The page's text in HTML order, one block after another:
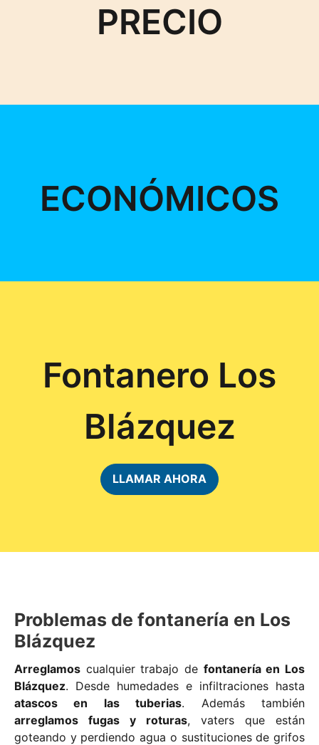
PRECIO
ECONÓMICOS
Fontanero Los
Blázquez
LLAMAR AHORA
Problemas de fontanería en Los
Blázquez
Arreglamos cualquier trabajo de fontanería en Los
Blázquez. Desde humedades e infiltraciones hasta
atascos en las tuberias. Además también
arreglamos fugas y roturas, vaters que están
goteando y perdiendo agua o sustituciones de grifos